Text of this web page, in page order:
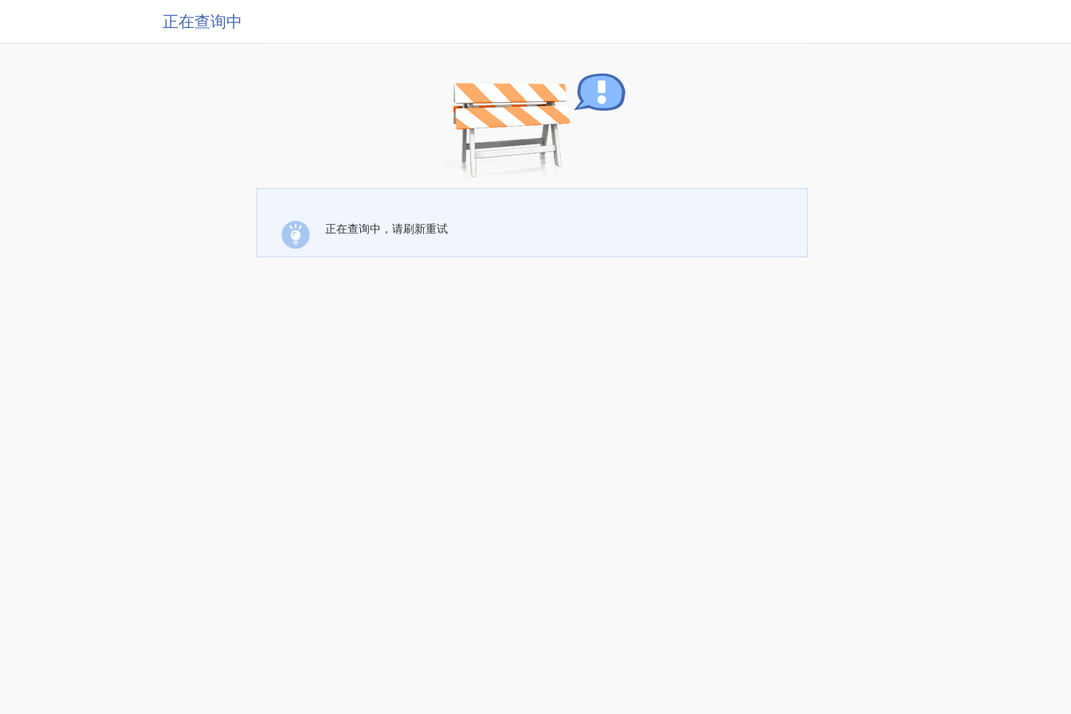
正在查询中
正在查询中，请刷新重试